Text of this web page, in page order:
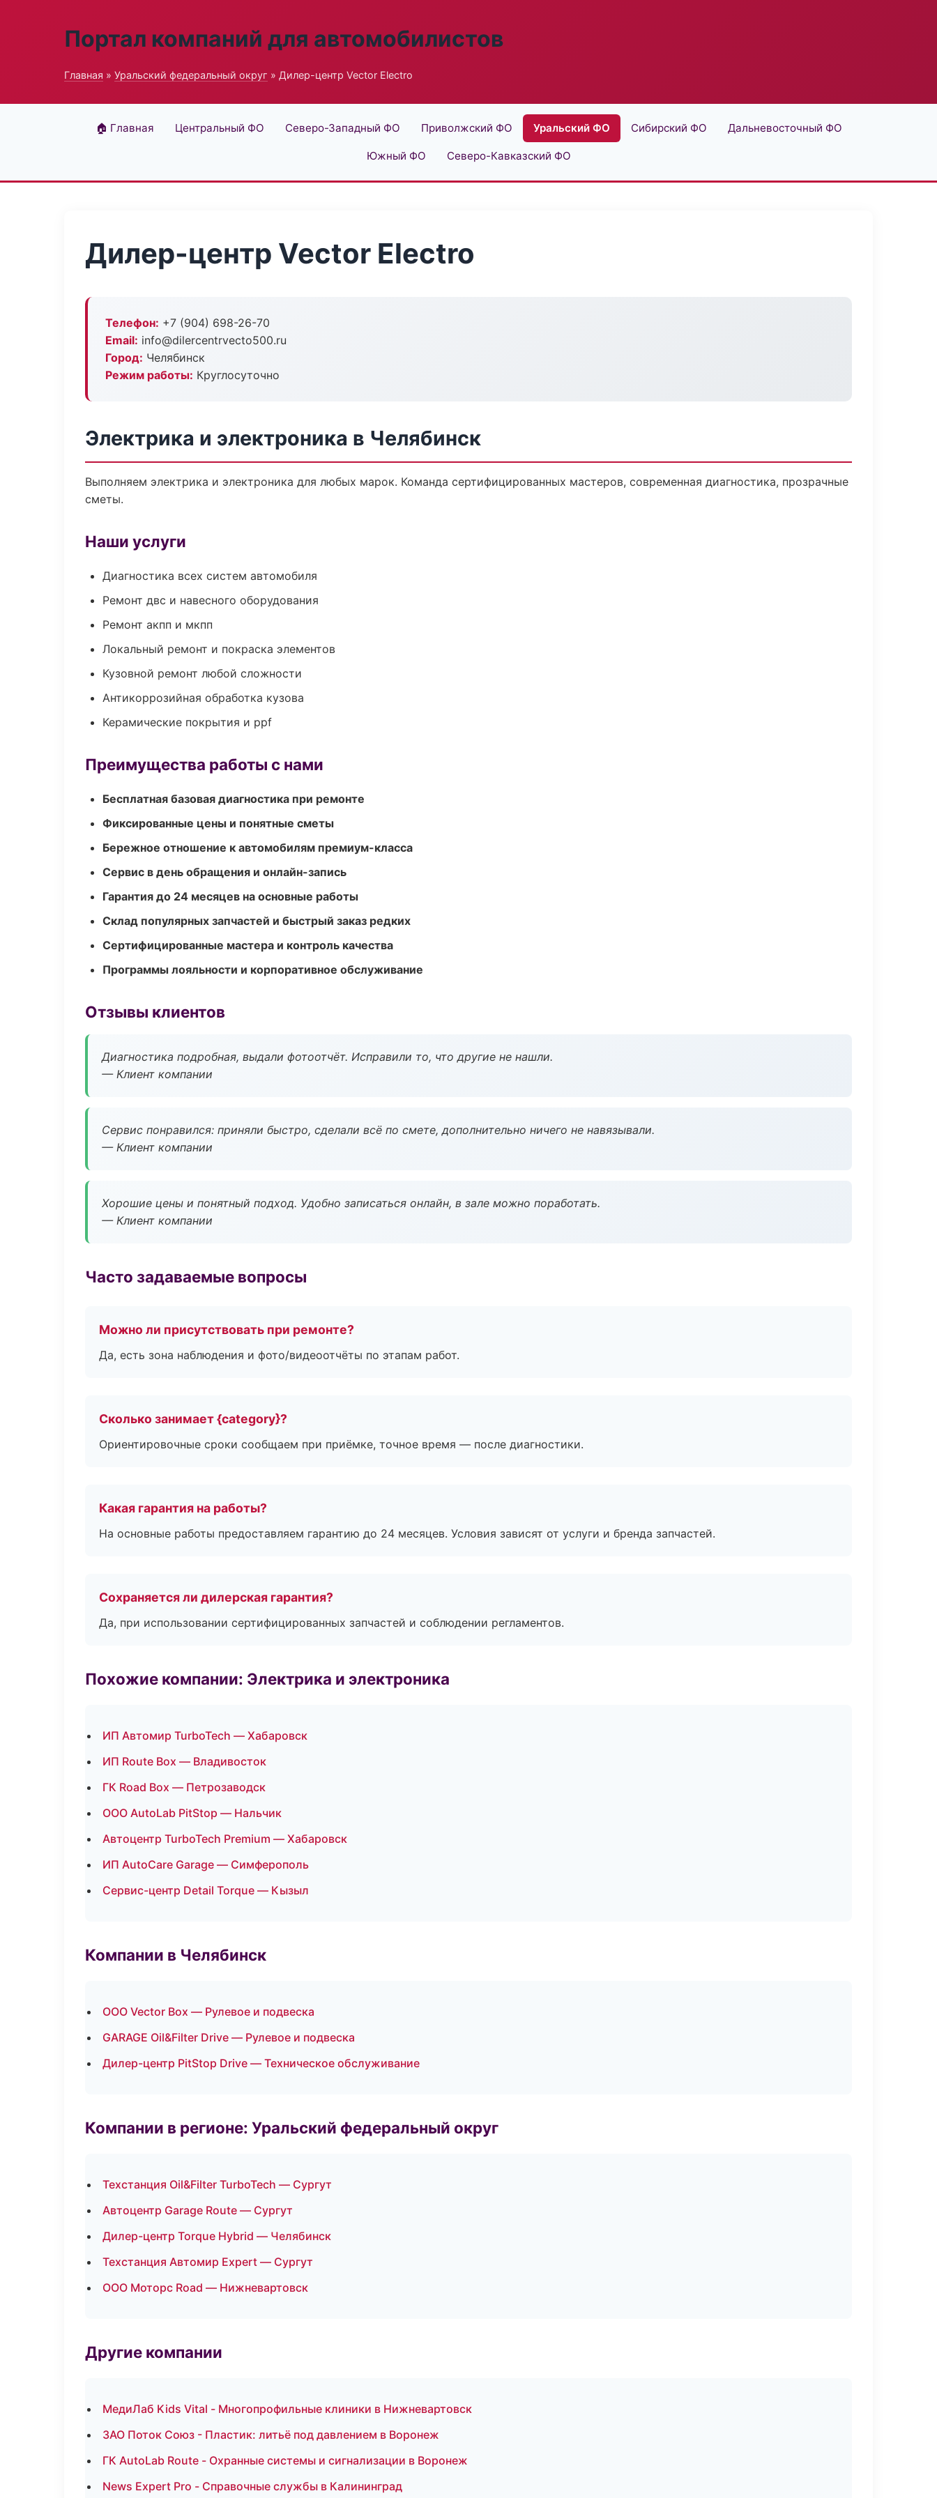
Портал компаний для автомобилистов
Главная » Уральский федеральный округ » Дилер-центр Vector Electro
🏠 Главная Центральный ФО Северо-Западный ФО Приволжский ФО Уральский ФО Сибирский ФО Дальневосточный ФО
Южный ФО Северо-Кавказский ФО
Дилер-центр Vector Electro
Телефон: +7 (904) 698-26-70
Email: info@dilercentrvecto500.ru
Город: Челябинск
Режим работы: Круглосуточно
Электрика и электроника в Челябинск
Выполняем электрика и электроника для любых марок. Команда сертифицированных мастеров, современная диагностика, прозрачные
сметы.
Наши услуги
Диагностика всех систем автомобиля
Ремонт двс и навесного оборудования
Ремонт акпп и мкпп
Локальный ремонт и покраска элементов
Кузовной ремонт любой сложности
Антикоррозийная обработка кузова
Керамические покрытия и ppf
Преимущества работы с нами
Бесплатная базовая диагностика при ремонте
Фиксированные цены и понятные сметы
Бережное отношение к автомобилям премиум-класса
Сервис в день обращения и онлайн-запись
Гарантия до 24 месяцев на основные работы
Склад популярных запчастей и быстрый заказ редких
Сертифицированные мастера и контроль качества
Программы лояльности и корпоративное обслуживание
Отзывы клиентов
Диагностика подробная, выдали фотоотчёт. Исправили то, что другие не нашли.
— Клиент компании
Сервис понравился: приняли быстро, сделали всё по смете, дополнительно ничего не навязывали.
— Клиент компании
Хорошие цены и понятный подход. Удобно записаться онлайн, в зале можно поработать.
— Клиент компании
Часто задаваемые вопросы
Можно ли присутствовать при ремонте?
Да, есть зона наблюдения и фото/видеоотчёты по этапам работ.
Сколько занимает {category}?
Ориентировочные сроки сообщаем при приёмке, точное время — после диагностики.
Какая гарантия на работы?
На основные работы предоставляем гарантию до 24 месяцев. Условия зависят от услуги и бренда запчастей.
Сохраняется ли дилерская гарантия?
Да, при использовании сертифицированных запчастей и соблюдении регламентов.
Похожие компании: Электрика и электроника
ИП Автомир TurboTech — Хабаровск
ИП Route Box — Владивосток
ГК Road Box — Петрозаводск
ООО AutoLab PitStop — Нальчик
Автоцентр TurboTech Premium — Хабаровск
ИП AutoCare Garage — Симферополь
Сервис-центр Detail Torque — Кызыл
Компании в Челябинск
ООО Vector Box — Рулевое и подвеска
GARAGE Oil&Filter Drive — Рулевое и подвеска
Дилер-центр PitStop Drive — Техническое обслуживание
Компании в регионе: Уральский федеральный округ
Техстанция Oil&Filter TurboTech — Сургут
Автоцентр Garage Route — Сургут
Дилер-центр Torque Hybrid — Челябинск
Техстанция Автомир Expert — Сургут
ООО Моторс Road — Нижневартовск
Другие компании
МедиЛаб Kids Vital - Многопрофильные клиники в Нижневартовск
ЗАО Поток Союз - Пластик: литьё под давлением в Воронеж
ГК AutoLab Route - Охранные системы и сигнализации в Воронеж
News Expert Pro - Справочные службы в Калининград